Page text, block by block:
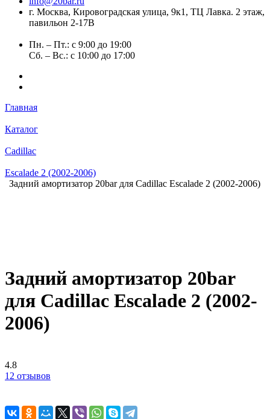
г. Москва, Кировоградская улица, 9к1, ТЦ Лавка. 2 этаж,
павильон 2-17В
Пн. – Пт.: с 9:00 до 19:00
Сб. – Вс.: с 10:00 до 17:00
Главная
Каталог
Cadillac
Escalade 2 (2002-2006)
Задний амортизатор 20bar для Cadillac Escalade 2 (2002-2006)
Задний амортизатор 20bar
для Cadillac Escalade 2 (2002-
2006)
4.8
12 отзывов